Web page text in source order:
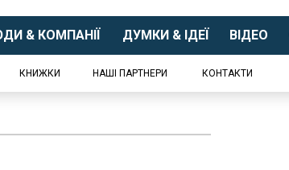
& КОМПАНІЇ ДУМКИ & ІДЕЇ ВІДЕО
КНИЖКИ НАШІ ПАРТНЕРИ КОНТАКТИ